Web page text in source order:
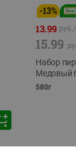
-13%
13.99 руб./
15.99
Набор
Медовый
580г